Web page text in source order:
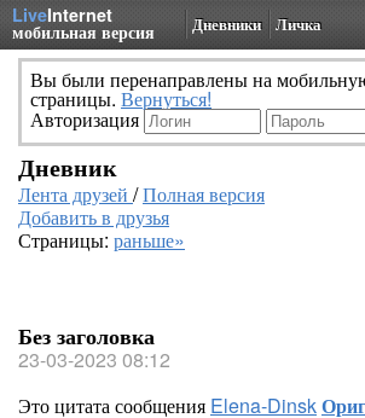
LiveInternet
мобильная версия Дневники Личка
Вы были перенаправлены на
страницы. Вернуться!
Авторизация
Дневник
Лента друзей /Полная версия
Добавить в друзья
Страницы: раньше»
Без заголовка
23-03-2023 08:12
Это цитата сообщения Elena-Dinsk